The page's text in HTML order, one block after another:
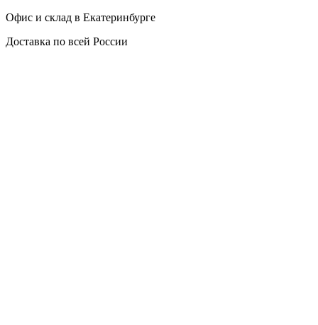
Офис и склад в Екатеринбурге
Доставка по всей России